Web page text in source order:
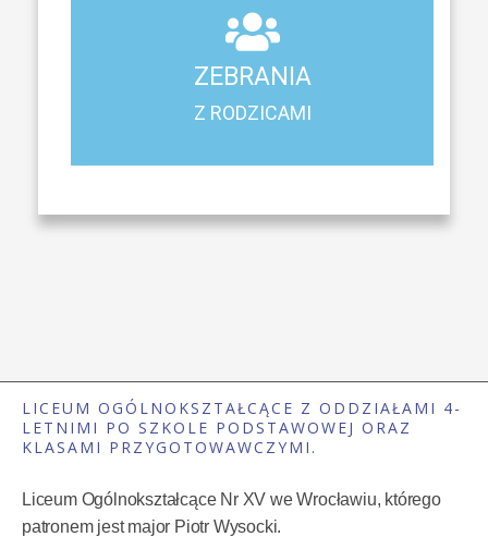
ZEBRANIA
Z RODZICAMI
Z RODZICAMI
Harmonogram spotkań i konsultacji z rodzicami
LICEUM OGÓLNOKSZTAŁCĄCE Z ODDZIAŁAMI 4-
LETNIMI PO SZKOLE PODSTAWOWEJ ORAZ
KLASAMI PRZYGOTOWAWCZYMI.
Liceum Ogólnokształcące Nr XV we Wrocławiu, którego
patronem jest major Piotr Wysocki.